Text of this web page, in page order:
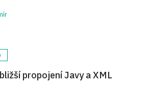
propojení Javy a XML